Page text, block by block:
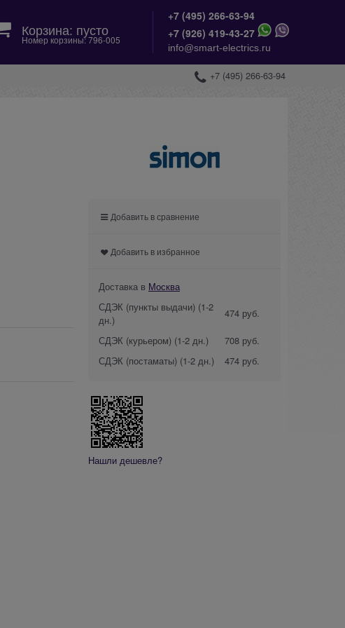
Корзина: пусто
Номер корзины: 796-005
+7 (495) 266-63-94
+7 (926) 419-43-27
info@smart-electrics.ru
+7 (495) 266-63-94
Добавить в сравнение
Добавить в избранное
Доставка в Москва
СДЭК (пункты выдачи) (1-2
дн.)
474 руб.
СДЭК (курьером) (1-2 дн.)
708 руб.
СДЭК (постаматы) (1-2 дн.) 474 руб.
Нашли дешевле?